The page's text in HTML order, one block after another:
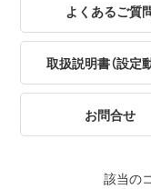
よくあるご質
取扱説明書（設定
お問合せ
該当の